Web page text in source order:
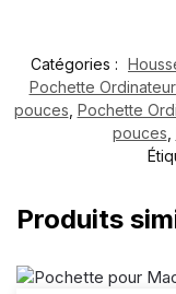
Catégories :
Pochette Ordinateur
pouces Pochette
pouces
Produits